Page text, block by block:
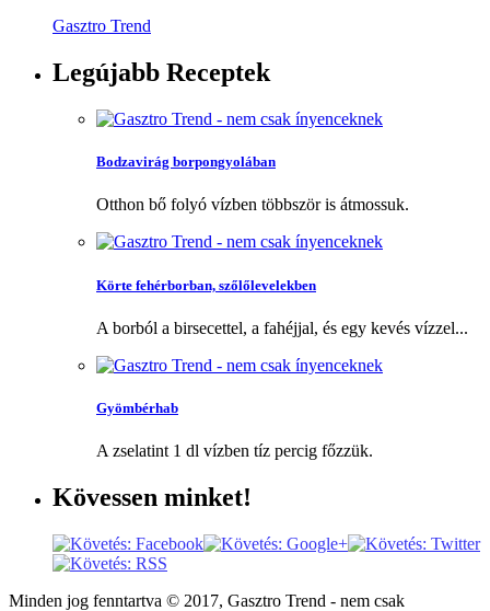
Gasztro Trend
Legújabb Receptek
Bodzavirág borpongyolában
Otthon bő folyó vízben többször is átmossuk.
Körte fehérborban, szőlőlevelekben
A borból a birsecettel, a fahéjjal, és egy kevés vízzel...
Gyömbérhab
A zselatint 1 dl vízben tíz percig főzzük.
Kövessen minket!
Minden jog fenntartva © 2017, Gasztro Trend - nem csak